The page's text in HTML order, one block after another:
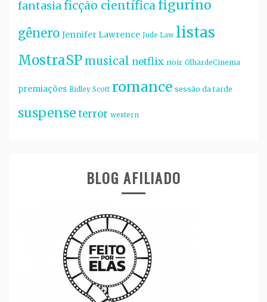
fantasiaficção científica figurino
gênero Jennifer Lawrence Jude Law listas
MostraSP musical netflix noir OlhardeCinema
premiações Ridley Scott romance sessão da tarde
suspense terror western
BLOG AFILIADO